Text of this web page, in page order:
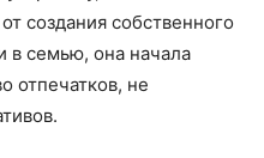
создания собственного
в семью, она начала
отпечатков, не